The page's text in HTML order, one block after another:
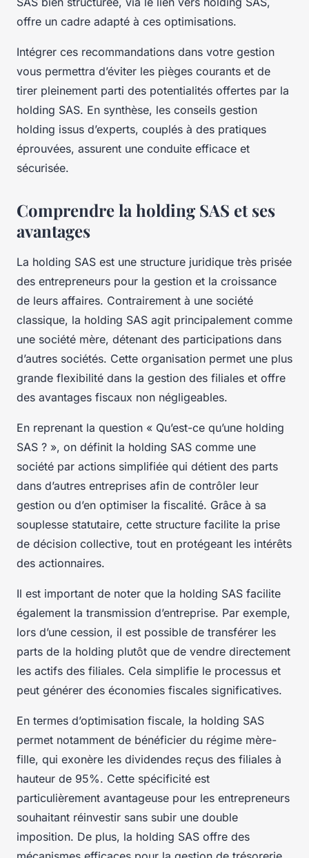
offre un cadre adapté à ces optimisations.
Intégrer ces recommandations dans votre gestion
vous permettra d’éviter les pièges courants et de
tirer pleinement parti des potentialités offertes par la
holding SAS. En synthèse, les conseils gestion
holding issus d’experts, couplés à des pratiques
éprouvées, assurent une conduite efficace et
sécurisée.
Comprendre la holding SAS et ses
avantages
La holding SAS est une structure juridique très prisée
des entrepreneurs pour la gestion et la croissance
de leurs affaires. Contrairement à une société
classique, la holding SAS agit principalement comme
une société mère, détenant des participations dans
d’autres sociétés. Cette organisation permet une plus
grande flexibilité dans la gestion des filiales et offre
des avantages fiscaux non négligeables.
En reprenant la question « Qu’est-ce qu’une holding
SAS ? », on définit la holding SAS comme une
société par actions simplifiée qui détient des parts
dans d’autres entreprises afin de contrôler leur
gestion ou d’en optimiser la fiscalité. Grâce à sa
souplesse statutaire, cette structure facilite la prise
de décision collective, tout en protégeant les intérêts
des actionnaires.
Il est important de noter que la holding SAS facilite
également la transmission d’entreprise. Par exemple,
lors d’une cession, il est possible de transférer les
parts de la holding plutôt que de vendre directement
les actifs des filiales. Cela simplifie le processus et
peut générer des économies fiscales significatives.
En termes d’optimisation fiscale, la holding SAS
permet notamment de bénéficier du régime mère-
fille, qui exonère les dividendes reçus des filiales à
hauteur de 95%. Cette spécificité est
particulièrement avantageuse pour les entrepreneurs
souhaitant réinvestir sans subir une double
imposition. De plus, la holding SAS offre des